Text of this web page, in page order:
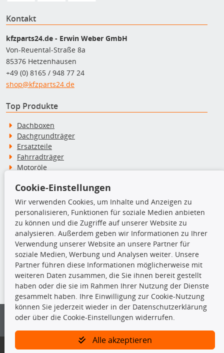
Kontakt
kfzparts24.de - Erwin Weber GmbH
Von-Reuental-Straße 8a
85376 Hetzenhausen
+49 (0) 8165 / 948 77 24
shop@kfzparts24.de
Top Produkte
Dachboxen
Dachgrundträger
Ersatzteile
Fahrradträger
Motoröle
Schneeketten
TecDoc Inside
Die hier angezeigten Daten insbesondere die gesamte Datenbank dürfen
nicht kopiert werden.
Es ist zu unterlassen, die Daten oder die gesamte Datenbank ohne
vorherige Zustimmung von TecDoc zu vervielfältigen, zu verbreiten
und/oder diese Handlungen durch Dritte ausführen zu lassen. Ein
Bitte prüfen Sie, ob das über unseren Onlineshop identifizierte Ersatzteil
Cookie-Einstellungen
Wir verwenden Cookies, um Inhalte und Anzeigen zu
personalisieren, Funktionen für soziale Medien anbieten
zu können und die Zugriffe auf unserer Website zu
analysieren. Außerdem geben wir Informationen zu Ihrer
Verwendung unserer Website an unsere Partner für
soziale Medien, Werbung und Analysen weiter. Unsere
Partner führen diese Informationen möglicherweise mit
weiteren Daten zusammen, die Sie ihnen bereit gestellt
haben oder die sie im Rahmen Ihrer Nutzung der Dienste
gesammelt haben. Ihre Einwilligung zur Cookie-Nutzung
können Sie jederzeit wieder in der Datenschutzerklärung
oder über die Cookie-Einstellungen widerrufen.
Alle akzeptieren